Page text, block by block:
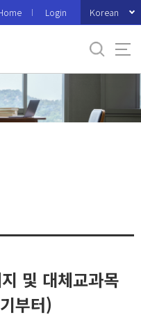
Login Korean
및 대체교과목
부터)